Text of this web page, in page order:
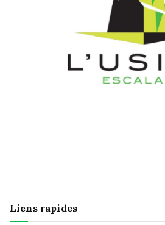
n
Liens rapides